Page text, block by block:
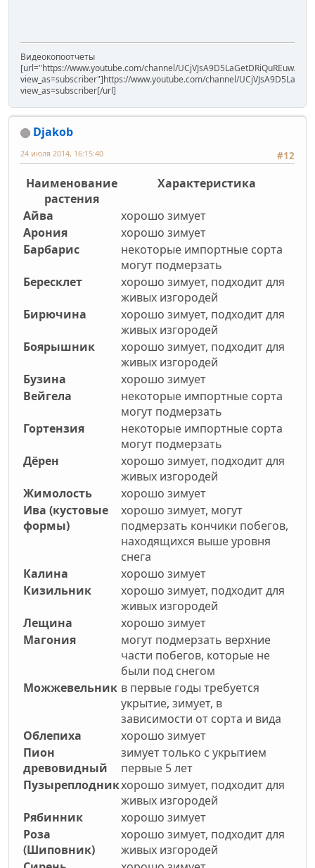
Видеокопоотчеты
[url="https://www.youtube.com/channel/UCjVJsA9D5LaGetDRiQuREuw/
view_as=subscriber"]https://www.youtube.com/channel/
view_as=subscriber[/url]
Djakob
#12
24 июля 2014, 16:15:40
Наименование
растения
Характеристика
Айва
хорошо зимует
Арония
хорошо зимует
Барбарис
некоторые импортные сорта
могут подмерзать
Бересклет
хорошо зимует, подходит для
живых изгородей
Бирючина
хорошо зимует, подходит для
живых изгородей
Боярышник
хорошо зимует, подходит для
живых изгородей
Бузина
хорошо зимует
Вейгела
некоторые импортные сорта
могут подмерзать
Гортензия
некоторые импортные сорта
могут подмерзать
Дёрен
хорошо зимует, подходит для
живых изгородей
Жимолость
хорошо зимует
Ива (кустовые
формы)
хорошо зимует, могут
подмерзать кончики побегов,
находящихся выше уровня
снега
Калина
хорошо зимует
Кизильник
хорошо зимует, подходит для
живых изгородей
Лещина
хорошо зимует
Магония
могут подмерзать верхние
части побегов, которые не
были под снегом
Можжевельник в первые годы требуется
укрытие, зимует, в
зависимости от сорта и вида
Облепиха
хорошо зимует
Пион
древовидный
зимует только с укрытием
первые 5 лет
Пузыреплодникхорошо зимует, подходит для
живых изгородей
Рябинник
хорошо зимует
Роза
(Шиповник)
хорошо зимует, подходит для
живых изгородей